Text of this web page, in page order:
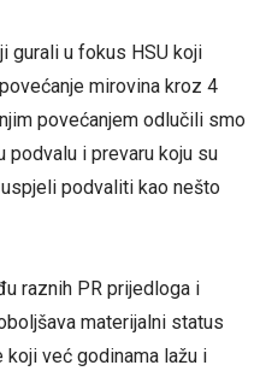
gurali u fokus HSU koji
mirovina kroz 4
povećanjem odlučili smo
podvalu i prevaru koju su
podvaliti kao nešto
raznih PR prijedloga i
materijalni status
već godinama lažu i